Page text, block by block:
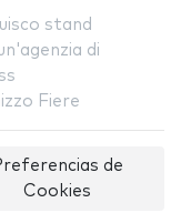
stand
di
Fiere
de
Cookies